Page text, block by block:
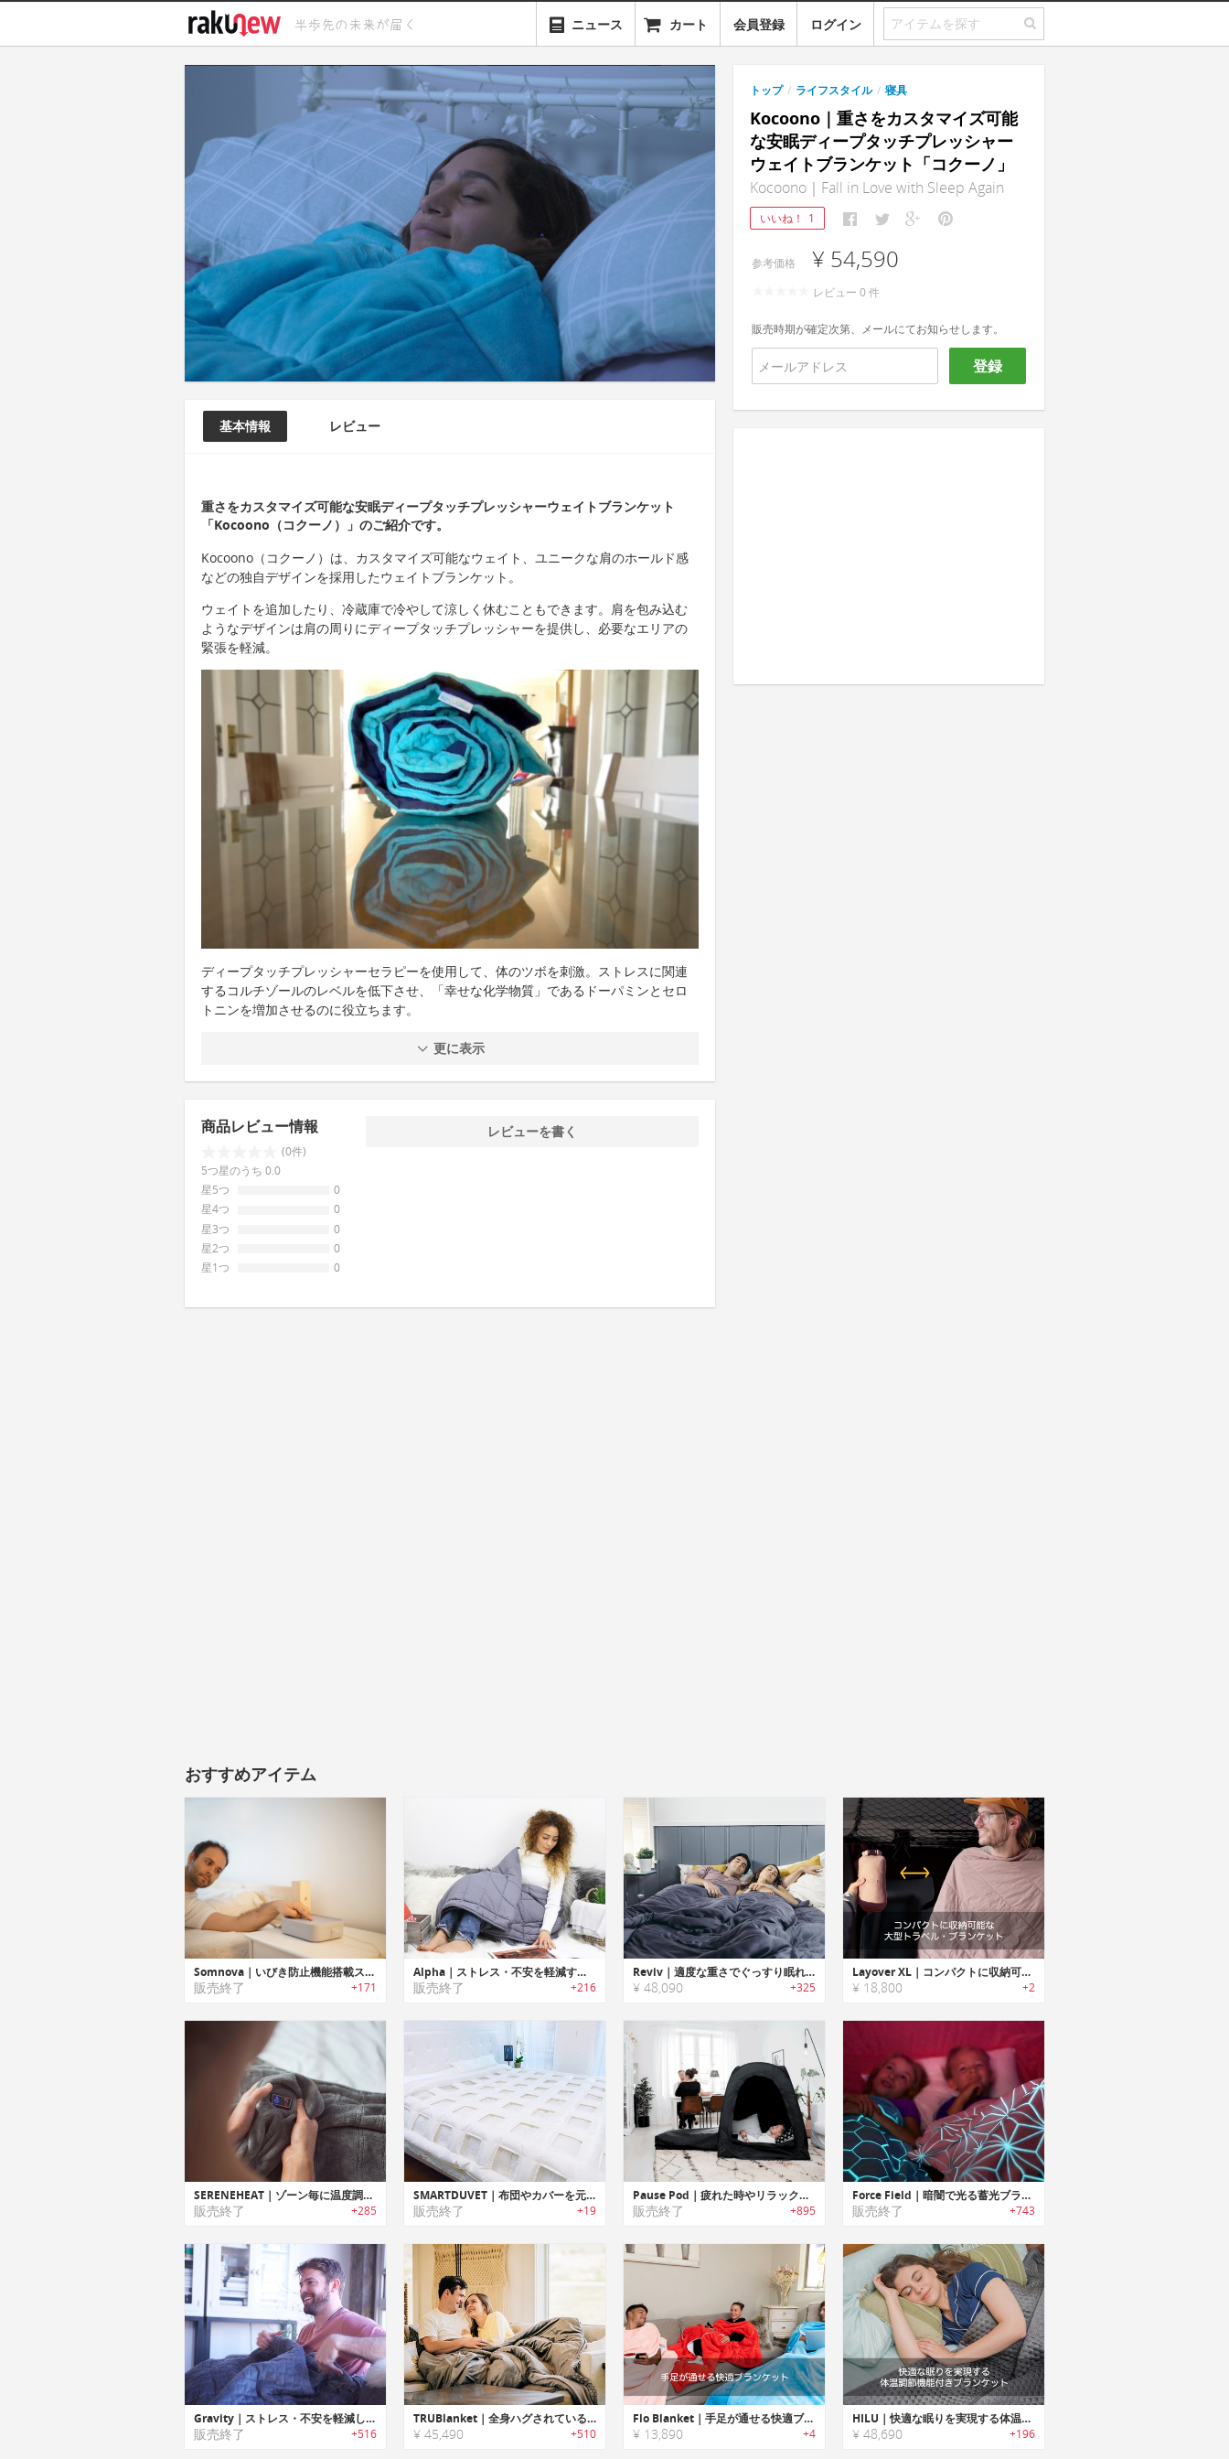
ニュース カート 会員登録 ログイン
基本情報 レビュー
重さをカスタマイズ可能な安眠ディープタッチプレッシャーウェイトブランケット
「Kocoono（コクーノ）」のご紹介です。
Kocoono（コクーノ）は、カスタマイズ可能なウェイト、ユニークな肩のホールド感
などの独自デザインを採用したウェイトブランケット。
ウェイトを追加したり、冷蔵庫で冷やして涼しく休むこともできます。肩を包み込む
ようなデザインは肩の周りにディープタッチプレッシャーを提供し、必要なエリアの
緊張を軽減。
ディープタッチプレッシャーセラピーを使用して、体のツボを刺激。ストレスに関連
するコルチゾールのレベルを低下させ、「幸せな化学物質」であるドーパミンとセロ
トニンを増加させるのに役立ちます。
更に表示
商品レビュー情報
(0件)
5つ星のうち 0.0
星5つ
0
星4つ
0
星3つ
0
星2つ
0
星1つ
0
レビューを書く
トップ / ライフスタイル / 寝具
Kocoono｜重さをカスタマイズ可能
な安眠ディープタッチプレッシャー
ウェイトブランケット「コクーノ」
Kocoono｜Fall in Love with Sleep Again
いいね！ 1
参考価格 ¥ 54,590
レビュー 0 件
販売時期が確定次第、メールにてお知らせします。
登録
おすすめアイテム
Somnova｜いびき防止機能搭載スーパースマートスリーピングマット「ソムノバ」
販売終了 +171
Alpha｜ストレス・不安を軽減する心地よい重さのウェイトブランケット「アルファ」
販売終了 +216
Reviv｜適度な重さでぐっすり眠れるエコフレンドリーウェイトブランケット「リヴァイブ」
¥ 48,090 +325
Layover XL｜コンパクトに収納可能な大型トラベル・ブランケット
¥ 18,800 +2
SERENEHEAT｜ゾーン毎に温度調整可能なマルチゾーンヒーティング ブランケット「セレーンヒート」
販売終了 +285
SMARTDUVET｜布団やカバーを元通りに戻す空気注入式セルフベッドメイキングデバイス「スマートデューベイ」
販売終了 +19
Pause Pod｜疲れた時やリラックスしたい時に最適なプライベートポップアップスペース「ポーズポッド」
販売終了 +895
Force Field｜暗闇で光る蓄光ブランケット「フォースフィールド」
販売終了 +743
Gravity｜ストレス・不安を軽減しリラックス効果を高めるブランケット「グラビティ」
販売終了 +516
TRUBlanket｜全身ハグされているような感覚のストレス低減ウェイトブランケット「トゥルーブランケット」
¥ 45,490 +510
Flo Blanket｜手足が通せる快適ブランケット「フロ」
¥ 13,890 +4
HILU｜快適な眠りを実現する体温調節機能付きブランケット「ヒールー」
¥ 48,690 +196